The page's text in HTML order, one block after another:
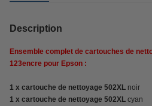
Description
Ensemble complet de cartouches de
123encre pour Epson :
1 x cartouche de nettoyage 502XL noir
1 x cartouche de nettoyage 502XL cyan